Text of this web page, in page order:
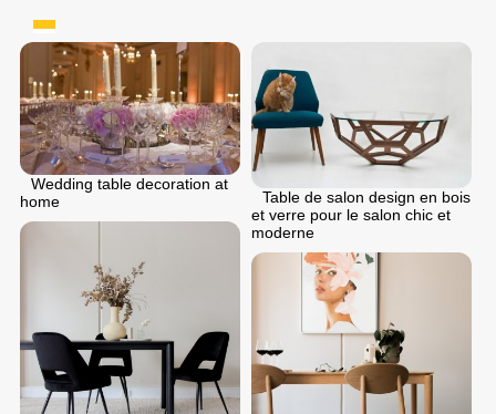
Wedding table decoration at
home
Table de salon design en bois
et verre pour le salon chic et
moderne